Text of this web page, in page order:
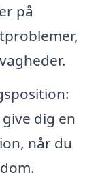
på
dig en
når du